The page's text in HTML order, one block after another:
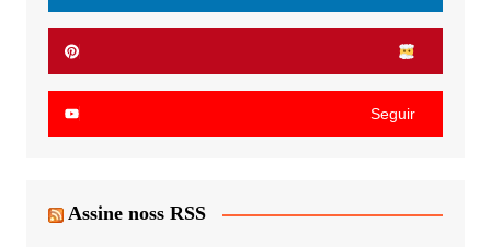
Seguir
Assine noss RSS